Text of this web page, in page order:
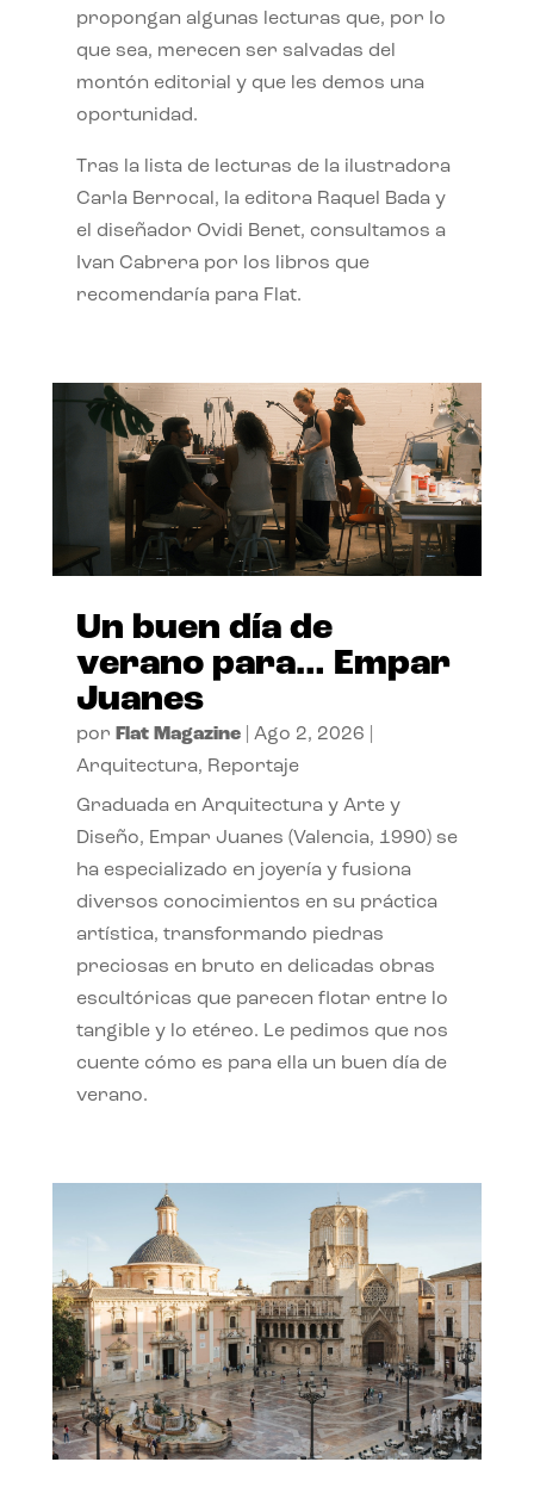
propongan algunas lecturas que, por lo
que sea, merecen ser salvadas del
montón editorial y que les demos una
oportunidad.
Tras la lista de lecturas de la ilustradora
Carla Berrocal, la editora Raquel Bada y
el diseñador Ovidi Benet, consultamos a
Ivan Cabrera por los libros que
recomendaría para Flat.
Un buen día de
verano para… Empar
Juanes
por Flat Magazine| Ago 2, 2026
Arquitectura, Reportaje
Graduada en Arquitectura y Arte y
Diseño, Empar Juanes (Valencia, 1990) se
ha especializado en joyería y fusiona
diversos conocimientos en su práctica
artística, transformando piedras
preciosas en bruto en delicadas obras
escultóricas que parecen flotar entre lo
tangible y lo etéreo. Le pedimos que nos
cuente cómo es para ella un buen día de
verano.